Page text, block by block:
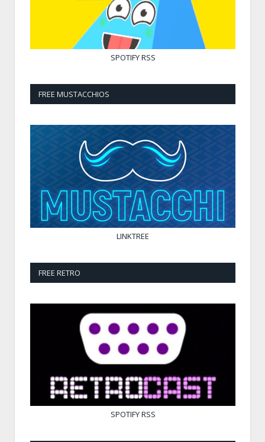
SPOTIFYRSS
FREE MUSTACCHIOS
LINKTREE
FREE RETRO
SPOTIFYRSS